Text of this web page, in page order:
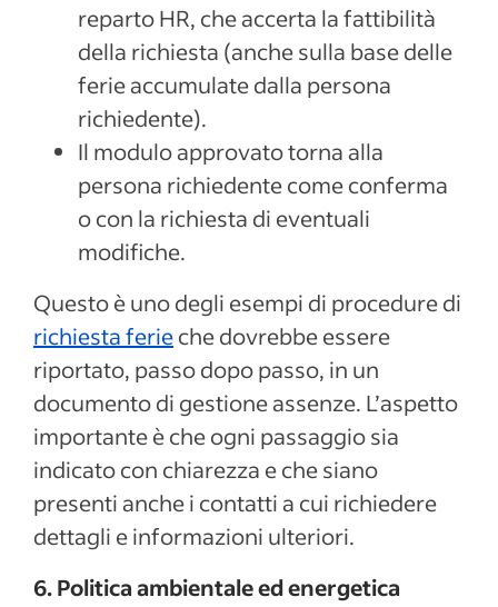
reparto HR, che accerta la fattibilità
della richiesta (anche sulla base delle
ferie accumulate dalla persona
richiedente).
Il modulo approvato torna alla
persona richiedente come conferma
o con la richiesta di eventuali
modifiche.
Questo è uno degli esempi di procedure di
richiesta ferieche dovrebbe essere
riportato, passo dopo passo, in un
documento di gestione assenze. L’aspetto
importante è che ogni passaggio sia
indicato con chiarezza e che siano
presenti anche i contatti a cui richiedere
dettagli e informazioni ulteriori.
6. Politica ambientale ed energetica